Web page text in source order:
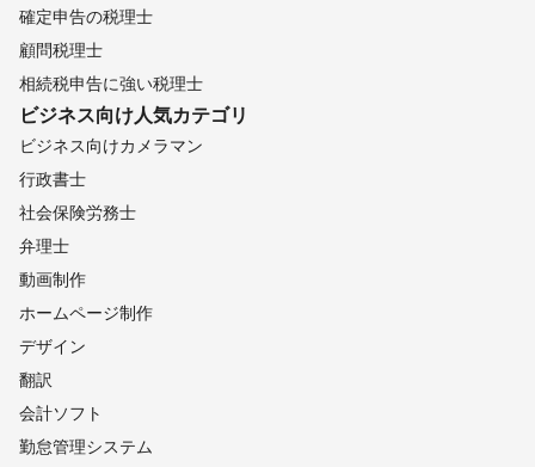
確定申告の税理士
顧問税理士
相続税申告に強い税理士
ビジネス向け人気カテゴリ
ビジネス向けカメラマン
行政書士
社会保険労務士
弁理士
動画制作
ホームページ制作
デザイン
翻訳
会計ソフト
勤怠管理システム